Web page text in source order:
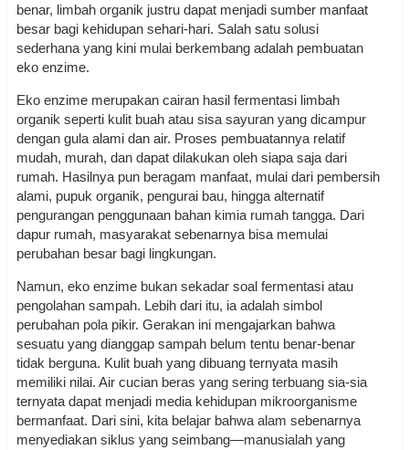
benar, limbah organik justru dapat menjadi sumber manfaat
besar bagi kehidupan sehari-hari. Salah satu solusi
sederhana yang kini mulai berkembang adalah pembuatan
eko enzime.
Eko enzime merupakan cairan hasil fermentasi limbah
organik seperti kulit buah atau sisa sayuran yang dicampur
dengan gula alami dan air. Proses pembuatannya relatif
mudah, murah, dan dapat dilakukan oleh siapa saja dari
rumah. Hasilnya pun beragam manfaat, mulai dari pembersih
alami, pupuk organik, pengurai bau, hingga alternatif
pengurangan penggunaan bahan kimia rumah tangga. Dari
dapur rumah, masyarakat sebenarnya bisa memulai
perubahan besar bagi lingkungan.
Namun, eko enzime bukan sekadar soal fermentasi atau
pengolahan sampah. Lebih dari itu, ia adalah simbol
perubahan pola pikir. Gerakan ini mengajarkan bahwa
sesuatu yang dianggap sampah belum tentu benar-benar
tidak berguna. Kulit buah yang dibuang ternyata masih
memiliki nilai. Air cucian beras yang sering terbuang sia-sia
ternyata dapat menjadi media kehidupan mikroorganisme
bermanfaat. Dari sini, kita belajar bahwa alam sebenarnya
menyediakan siklus yang seimbang—manusialah yang